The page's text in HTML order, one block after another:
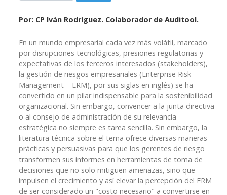
Por: CP Iván Rodríguez. Colaborador de Auditool.
En un mundo empresarial cada vez más volátil, marcado
por disrupciones tecnológicas, presiones regulatorias y
expectativas de los terceros interesados (stakeholders),
la gestión de riesgos empresariales (Enterprise Risk
Management – ERM), por sus siglas en inglés) se ha
convertido en un pilar indispensable para la sostenibilidad
organizacional. Sin embargo, convencer a la junta directiva
o al consejo de administración de su relevancia
estratégica no siempre es tarea sencilla. Sin embargo, la
literatura técnica sobre el tema ofrece diversas maneras
prácticas y persuasivas para que los gerentes de riesgo
transformen sus informes en herramientas de toma de
decisiones que no solo mitiguen amenazas, sino que
impulsen el crecimiento y así elevar la percepción del ERM
de ser considerado un "costo necesario" a convertirse en